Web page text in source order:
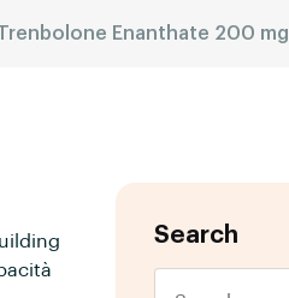
Enanthate 200 mg
Search